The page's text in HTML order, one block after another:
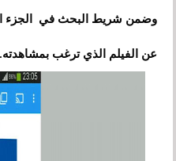
وضمن شريط البحث في الجزء
عن الفيلم الذي ترغب بمشاهدته.